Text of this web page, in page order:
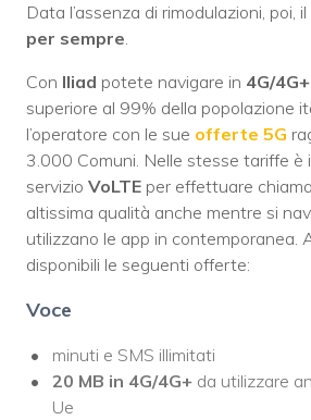
Data l’assenza di rimodulazioni, poi, il
per sempre.
Con Iliad potete navigare in 4G/4G+
superiore al 99% della popolazione
l’operatore con le sue offerte 5G
3.000 Comuni. Nelle stesse tariffe è
servizio VoLTE per effettuare
altissima qualità anche mentre si
utilizzano le app in contemporanea.
disponibili le seguenti offerte:
Voce
minuti e SMS illimitati
20 MB in 4G/4G+ da utilizzare
Ue